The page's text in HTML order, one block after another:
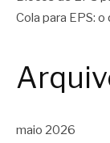
Cola para EPS:
maio 2026